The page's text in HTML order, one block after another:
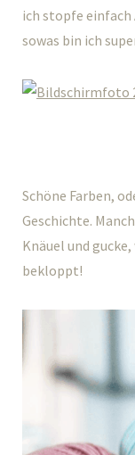
ich stopfe einfach
sowas bin ich
Schöne Farben,
Geschichte.
Knäuel und
bekloppt!